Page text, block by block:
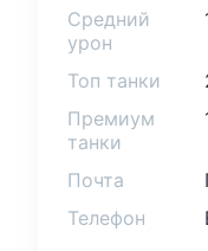
Средний
урон
Топ танки
Премиум
танки
Почта
Телефон